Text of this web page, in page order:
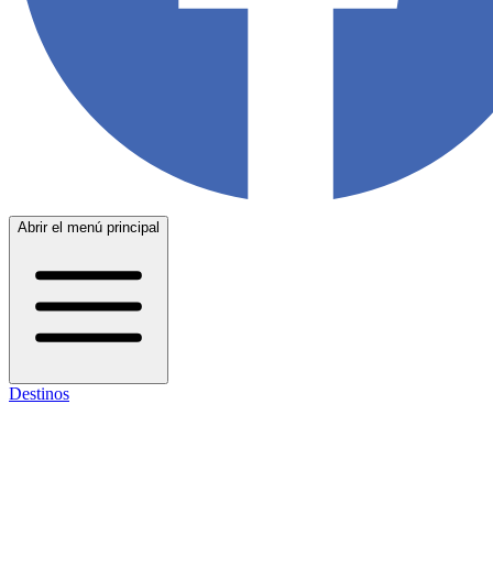
Abrir el menú principal
Destinos